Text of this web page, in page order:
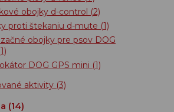
obojky d-control (2)
proti štekaniu d-mute (1)
obojky pre psov DOG
DOG GPS mini (1)
aktivity (3)
(14)